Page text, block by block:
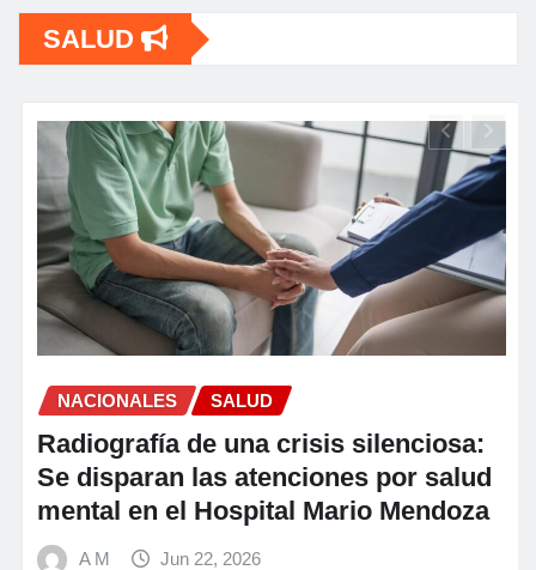
SALUD
SALUD
de una crisis silenciosa:
disparan las atenciones por salud
en el Hospital Mario Mendoza
A M Jun 22, 2026